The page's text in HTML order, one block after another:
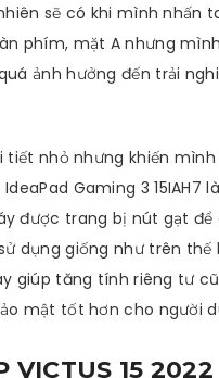
sẽ có khi mình nhấn
phím, mặt A nhưng
ảnh hưởng đến trải
tiết nhỏ nhưng khiến
IdeaPad Gaming 3 15IAH7
được trang bị nút gạt để
dụng giống như trên thế
giúp tăng tính riêng tư
mật tốt hơn cho người
VICTUS 15 2022